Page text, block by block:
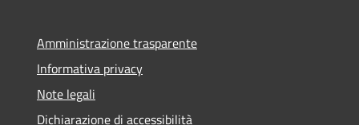
Amministrazione trasparente
Informativa privacy
Note legali
Dichiarazione di accessibilità